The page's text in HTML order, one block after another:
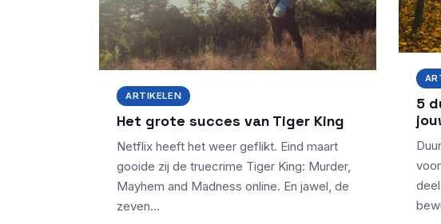
ARTIKELEN
Het grote succes van Tiger King
Netflix heeft het weer geflikt. Eind maart
gooide zij de truecrime Tiger King: Murder,
Mayhem and Madness online. En jawel, de
zeven…
5